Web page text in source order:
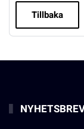
Tillbaka